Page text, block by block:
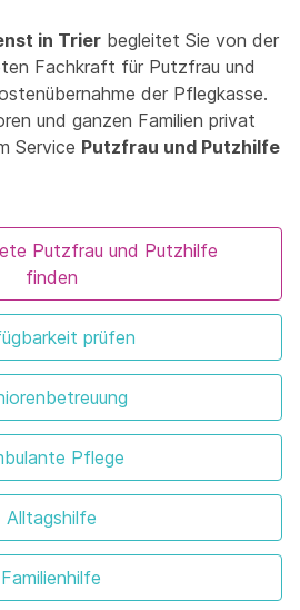
in Trier begleitet Sie von der
Fachkraft für Putzfrau und
der Pflegkasse.
und ganzen Familien privat
Service Putzfrau und Putzhilfe
Putzfrau und Putzhilfe
finden
prüfen
Pflege
Alltagshilfe
Familienhilfe